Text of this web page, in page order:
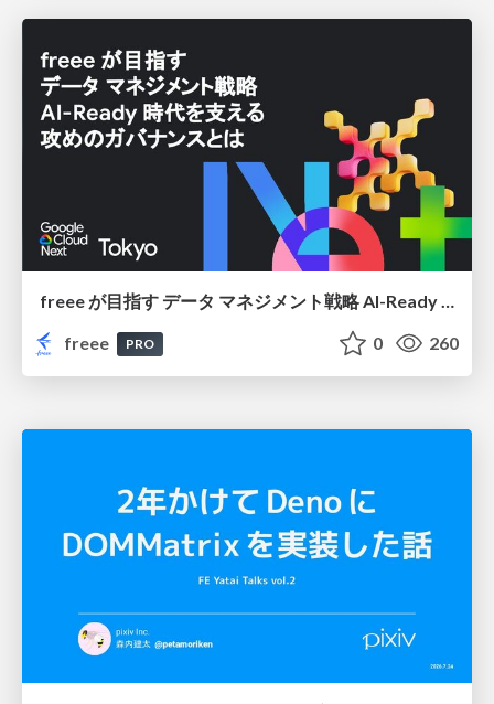
freee が目指す データ マネジメント戦略 AI-Ready 時代を支える 攻めのガバナンスとは
freee
PRO 0 260